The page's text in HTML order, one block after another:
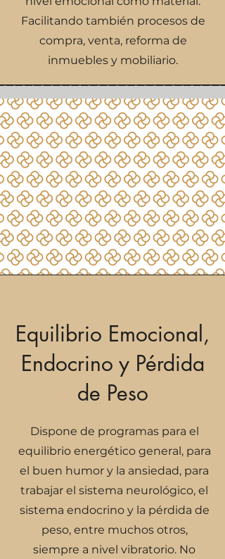
Facilitando también procesos de
compra, venta, reforma de
inmuebles y mobiliario.
Equilibrio Emocional,
Endocrino y Pérdida
de Peso
Dispone de programas para el
equilibrio energético general, para
el buen humor y la ansiedad, para
trabajar el sistema neurológico, el
sistema endocrino y la pérdida de
peso, entre muchos otros,
siempre a nivel vibratorio. No